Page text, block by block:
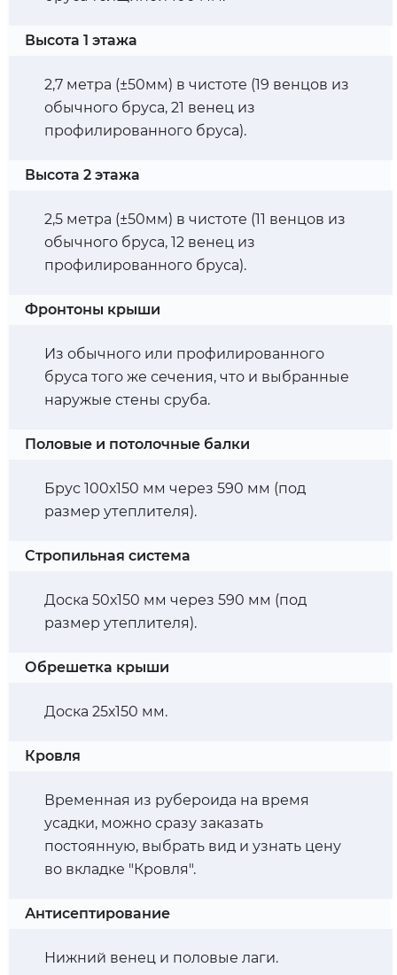
Высота 1 этажа
2,7 метра (±50мм) в чистоте (19 венцов из
обычного бруса, 21 венец из
профилированного бруса).
Высота 2 этажа
2,5 метра (±50мм) в чистоте (11 венцов из
обычного бруса, 12 венец из
профилированного бруса).
Фронтоны крыши
Из обычного или профилированного
бруса того же сечения, что и выбранные
наружые стены сруба.
Половые и потолочные балки
Брус 100х150 мм через 590 мм (под
размер утеплителя).
Стропильная система
Доска 50х150 мм через 590 мм (под
размер утеплителя).
Обрешетка крыши
Доска 25х150 мм.
Кровля
Временная из рубероида на время
усадки, можно сразу заказать
постоянную, выбрать вид и узнать цену
во вкладке "Кровля".
Антисептирование
Нижний венец и половые лаги.